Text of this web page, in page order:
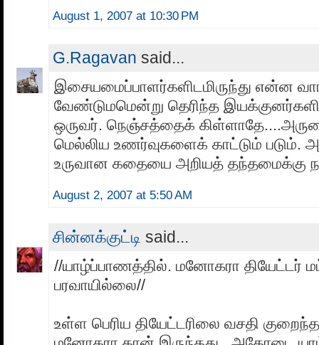
August 1, 2007 at 10:30 PM
G.Ragavan said...
இசையமைப்பாளர்களிடமிருந்து என்ன
வேண்டுமமென்று தெரிந்த
ஒருவர். நெஞ்சத்தைக்
மெல்லிய உணர்வுகளைக் காட்டும் படும்.
உருவான கதையை அறியத் தந்தமைக்கு
August 2, 2007 at 5:50 AM
சின்னக்குட்டி said...
//யாழ்ப்பாணத்தில். மனோகரா தியேட்டர்
பரவாயில்லை//
உள்ள பெரிய தியேட்டரிலை வசதி